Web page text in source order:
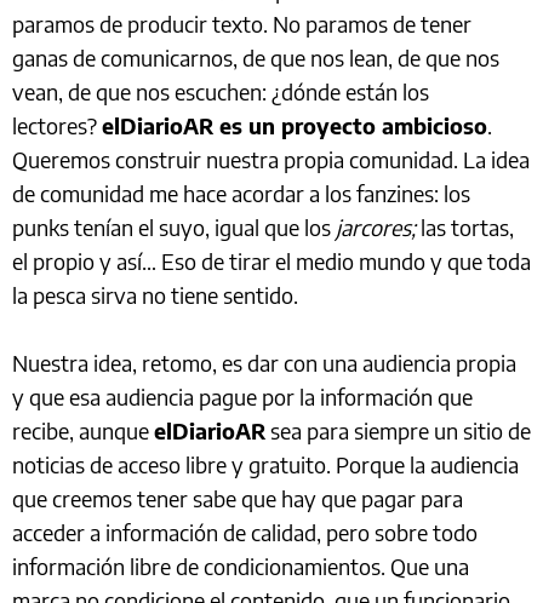
paramos de producir texto. No paramos de tener
ganas de comunicarnos, de que nos lean, de que nos
vean, de que nos escuchen: ¿dónde están los
lectores?elDiarioAR es un proyecto ambicioso.
Queremos construir nuestra propia comunidad. La idea
de comunidad me hace acordar a los fanzines: los
punks tenían el suyo, igual que los jarcores;las tortas,
el propio y así… Eso de tirar el medio mundo y que toda
la pesca sirva no tiene sentido.
Nuestra idea, retomo, es dar con una audiencia propia
y que esa audiencia pague por la información que
recibe, aunqueelDiarioARsea para siempre un sitio de
noticias de acceso libre y gratuito. Porque la audiencia
que creemos tener sabe que hay que pagar para
acceder a información de calidad, pero sobre todo
información libre de condicionamientos. Que una